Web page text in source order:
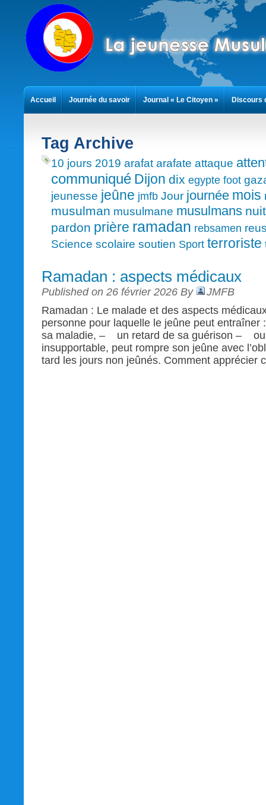
Tag Archive
10 jours 2019 arafat arafate attaque
communiqué Dijon dix egypte foot
jeunesse jeûne jmfb Jour journée mois
musulman musulmane musulmans nuit
pardon prière ramadan rebsamen
Science scolaire soutien Sport terroriste
Ramadan : aspects médicaux
Published on 26 février 2026 By
JMFB
Ramadan : Le malade et des aspects
personne pour laquelle le jeûne peut
sa maladie, – un retard de sa guérison – ou
insupportable, peut rompre son jeûne avec
tard les jours non jeûnés. Comment apprécier
Accueil Journée du savoir Journal « Le Citoyen » Discours